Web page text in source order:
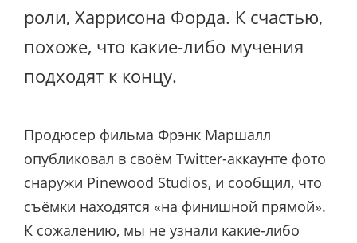
роли, Харрисона Форда. К счастью,
похоже, что какие-либо мучения
подходят к концу.
Продюсер фильма Фрэнк Маршалл
опубликовал в своём Twitter-аккаунте фото
снаружи Pinewood Studios, и сообщил, что
съёмки находятся «на финишной прямой».
К сожалению, мы не узнали какие-либо